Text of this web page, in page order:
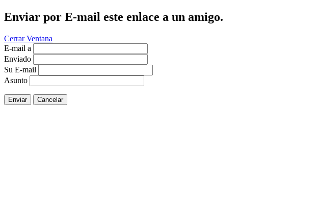
Enviar por E-mail este enlace a un amigo.
Cerrar Ventana
E-mail a
Enviado
Su E-mail
Asunto
Enviar Cancelar